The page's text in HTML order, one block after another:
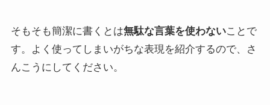
そもそも簡潔に書くとは無駄な言葉を使わないことで
す。よく使ってしまいがちな表現を紹介するので、さ
んこうにしてください。